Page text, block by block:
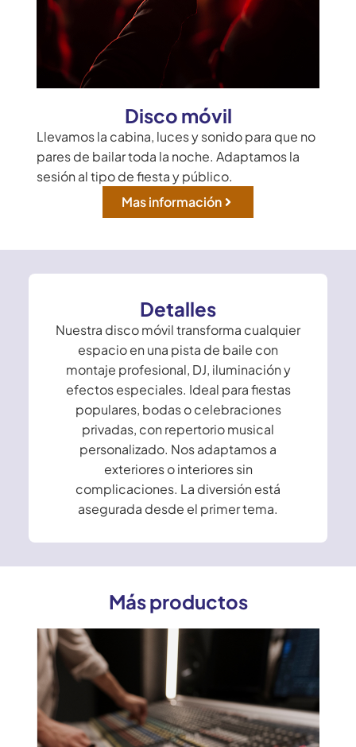
Disco móvil
Llevamos la cabina, luces y sonido para que no
pares de bailar toda la noche. Adaptamos la
sesión al tipo de fiesta y público.
Mas información
Detalles
Nuestra disco móvil transforma cualquier
espacio en una pista de baile con
montaje profesional, DJ, iluminación y
efectos especiales. Ideal para fiestas
populares, bodas o celebraciones
privadas, con repertorio musical
personalizado. Nos adaptamos a
exteriores o interiores sin
complicaciones. La diversión está
asegurada desde el primer tema.
Más productos